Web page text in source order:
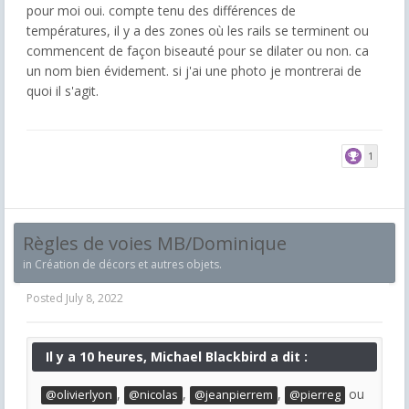
pour moi oui. compte tenu des différences de
températures, il y a des zones où les rails se terminent ou
commencent de façon biseauté pour se dilater ou non. ca
un nom bien évidement. si j'ai une photo je montrerai de
quoi il s'agit.
1
Règles de voies MB/Dominique
in Création de décors et autres objets.
Posted July 8, 2022
Il y a 10 heures, Michael Blackbird a dit :
@olivierlyon , @nicolas , @jeanpierrem , @pierreg ou